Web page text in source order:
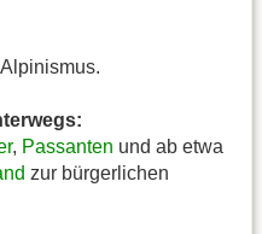
, Passanten und ab etwa
zur bürgerlichen